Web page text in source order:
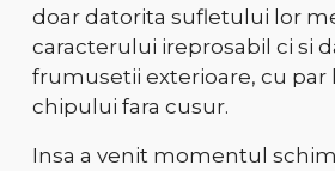
doar datorita sufletului lor
caracterului ireprosabil ci si
frumusetii exterioare, cu par
chipului fara cusur.
Insa a venit momentul